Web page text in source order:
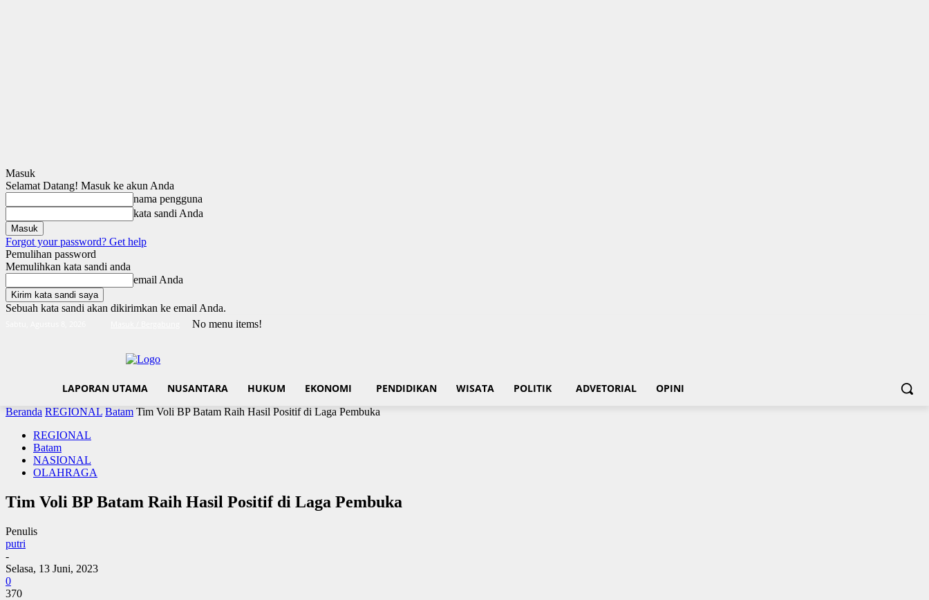
Masuk
Selamat Datang! Masuk ke akun Anda
nama pengguna
kata sandi Anda
Forgot your password? Get help
Pemulihan password
Memulihkan kata sandi anda
email Anda
Sebuah kata sandi akan dikirimkan ke email Anda.
No menu items!
LAPORAN UTAMA NUSANTARA HUKUM EKONOMI PENDIDIKAN WISATA POLITIK ADVETORIAL OPINI
Beranda REGIONAL Batam Tim Voli BP Batam Raih Hasil Positif di Laga Pembuka
REGIONAL
Batam
NASIONAL
OLAHRAGA
Tim Voli BP Batam Raih Hasil Positif di Laga Pembuka
Penulis
putri
-
Selasa, 13 Juni, 2023
0
370